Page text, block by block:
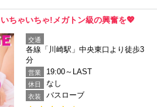
ちゃいちゃ!メガトン級の興奮を💖
交通
各線「川崎駅」中央東口より徒歩3
分
営業 19:00～LAST
休日 なし
衣装 バスローブ